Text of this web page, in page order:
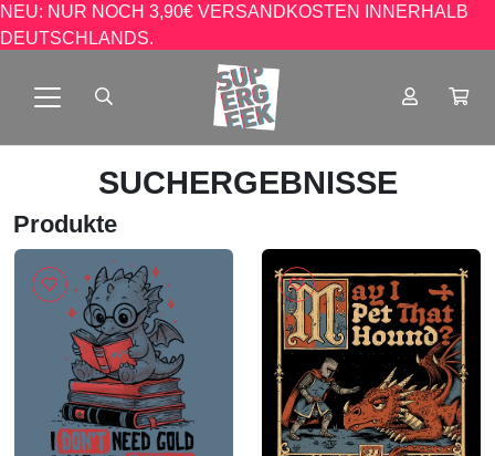
NEU: NUR NOCH 3,90€ VERSANDKOSTEN INNERHALB
DEUTSCHLANDS.
SUCHERGEBNISSE
Produkte